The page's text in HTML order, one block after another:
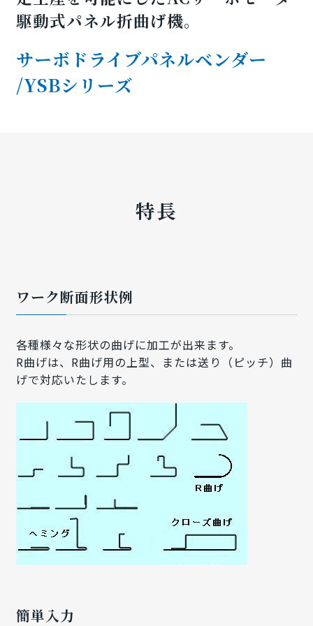
駆動式パネル折曲げ機。
サーボドライブパネルベンダー
/YSBシリーズ
特長
ワーク断面形状例
各種様々な形状の曲げに加工が出来ます。
R曲げは、R曲げ用の上型、または送り（ピッチ）曲
げで対応いたします。
簡単入力